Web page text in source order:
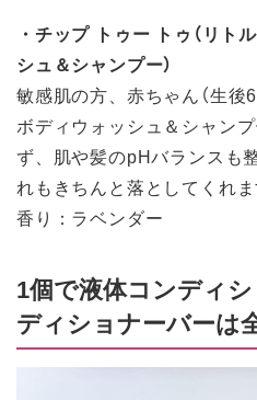
・チップ トゥー トゥ（リト
シュ＆シャンプー）
敏感肌の方、赤ちゃん（生後
ボディウォッシュ＆シャン
ず、肌や髪のpHバランスも
れもきちんと落としてくれま
香り：ラベンダー
1個で液体コンディ
ディショナーバーは